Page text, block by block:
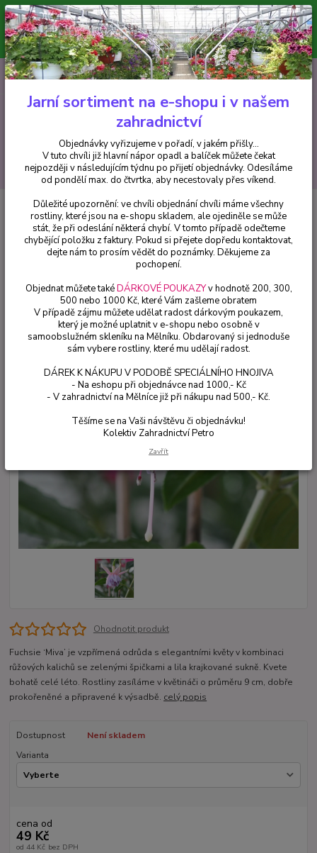
Minimální hodnota pro odeslání z e-shopu je 300 Kč.
V tuto chvíli již hlavní nápor objednávek opadl a balíček můžete čekat
nejpozději v následujícím týdnu po přijetí objednávky. Objednávky
vyřizujeme v pořadí, v jakém přišly...
CZK
Hledat
+420 602 223 614 0ks
za0 Kč
Fuchsie Miva Fuchsie 885
Miva Fuchsie 885
Ohodnotit produkt
Fuchsie ‘Miva’ je vzpřímená odrůda s elegantními květy v kombinaci
růžových kalichů se zelenými špičkami a lila krajkované sukně. Kvete
bohatě celé léto. Rostliny zasíláme v květináči o průměru 9 cm, dobře
prokořeněné a připravené k výsadbě. celý popis
Dostupnost
Není skladem
Varianta
cena od
49 Kč
od 44 Kč bez DPH
Jarní sortiment na e-shopu i v našem
zahradnictví
Objednávky vyřizujeme v pořadí, v jakém přišly...
V tuto chvíli již hlavní nápor opadl a balíček můžete čekat
nejpozději v následujícím týdnu po přijetí objednávky. Odesíláme
od pondělí max. do čtvrtka, aby necestovaly přes víkend.
Důležité upozornění: ve chvíli objednání chvíli máme všechny
rostliny, které jsou na e-shopu skladem, ale ojediněle se může
stát, že při odeslání některá chybí. V tomto případě odečteme
chybějící položku z faktury. Pokud si přejete dopředu kontaktovat,
dejte nám to prosím vědět do poznámky. Děkujeme za
pochopení.
Objednat můžete takéDÁRKOVÉ POUKAZYv hodnotě 200, 300,
500 nebo 1000 Kč, které Vám zašleme obratem
V případě zájmu můžete udělat radost dárkovým poukazem,
který je možné uplatnit v e-shopu nebo osobně v
samoobslužném skleníku na Mělníku. Obdarovaný si jednoduše
sám vybere rostliny, které mu udělají radost.
DÁREK K NÁKUPU V PODOBĚ SPECIÁLNÍHO HNOJIVA
- Na eshopu při objednávce nad 1000,- Kč
- V zahradnictví na Mělníce již při nákupu nad 500,- Kč.
Těšíme se na Vaši návštěvu či objednávku!
Kolektiv Zahradnictví Petro
Zavřít